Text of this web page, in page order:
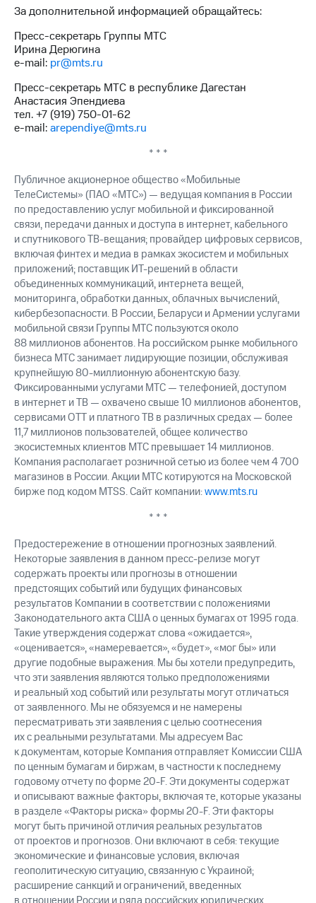
За дополнительной информацией обращайтесь:
Пресс-секретарь Группы МТС
Ирина Дерюгина
e-mail: pr@mts.ru
Пресс-секретарь МТС в республике Дагестан
Анастасия Эпендиева
тел. +7 (919) 750-01-62
e-mail:arependiye@mts.ru
* * *
Публичное акционерное общество «Мобильные
ТелеСистемы» (ПАО «МТС») — ведущая компания в России
по предоставлению услуг мобильной и фиксированной
связи, передачи данных и доступа в интернет, кабельного
и спутникового ТВ-вещания; провайдер цифровых сервисов,
включая финтех и медиа в рамках экосистем и мобильных
приложений; поставщик ИТ-решений в области
объединенных коммуникаций, интернета вещей,
мониторинга, обработки данных, облачных вычислений,
кибербезопасности. В России, Беларуси и Армении услугами
мобильной связи Группы МТС пользуются около
88 миллионов абонентов. На российском рынке мобильного
бизнеса МТС занимает лидирующие позиции, обслуживая
крупнейшую 80-миллионную абонентскую базу.
Фиксированными услугами МТС — телефонией, доступом
в интернет и ТВ — охвачено свыше 10 миллионов абонентов,
сервисами OTT и платного ТВ в различных средах — более
11,7 миллионов пользователей, общее количество
экосистемных клиентов МТС превышает 14 миллионов.
Компания располагает розничной сетью из более чем 4 700
магазинов в России. Акции МТС котируются на Московской
бирже под кодом MTSS. Сайт компании:www.mts.ru
* * *
Предостережение в отношении прогнозных заявлений.
Некоторые заявления в данном пресс-релизе могут
содержать проекты или прогнозы в отношении
предстоящих событий или будущих финансовых
результатов Компании в соответствии с положениями
Законодательного акта США о ценных бумагах от 1995 года.
Такие утверждения содержат слова «ожидается»,
«оценивается», «намеревается», «будет», «мог бы» или
другие подобные выражения. Мы бы хотели предупредить,
что эти заявления являются только предположениями
и реальный ход событий или результаты могут отличаться
от заявленного. Мы не обязуемся и не намерены
пересматривать эти заявления с целью соотнесения
их с реальными результатами. Мы адресуем Вас
к документам, которые Компания отправляет Комиссии США
по ценным бумагам и биржам, в частности к последнему
годовому отчету по форме 20-F. Эти документы содержат
и описывают важные факторы, включая те, которые указаны
в разделе «Факторы риска» формы 20-F. Эти факторы
могут быть причиной отличия реальных результатов
от проектов и прогнозов. Они включают в себя: текущие
экономические и финансовые условия, включая
геополитическую ситуацию, связанную с Украиной;
расширение санкций и ограничений, введенных